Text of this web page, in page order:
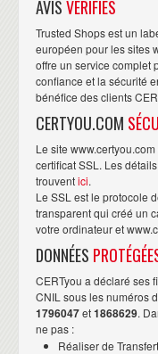
AVISVÉRIFIÉS
Trusted Shops est un
européen pour les sites
offre un service complet
confiance et la sécurité
bénéfice des clients
CERTYOU.COM
Le site
certificat SSL. Les
trouventici.
Le SSL est le protocole
transparent qui créé un
votre ordinateur et
DONNÉES
CERTyou a déclaré ses
CNIL sous les numéros
1796047et1868629.
ne pas :
Réaliser de